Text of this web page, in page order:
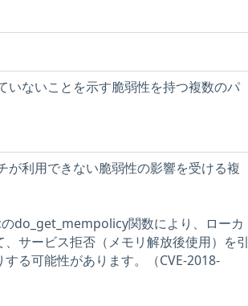
ないことを示す脆弱性を持つ複数のパ
利用できない脆弱性の影響を受ける複
do_get_mempolicy関数により、ローカ
サービス拒否（メモリ解放後使用）を引
る可能性があります。（CVE-2018-